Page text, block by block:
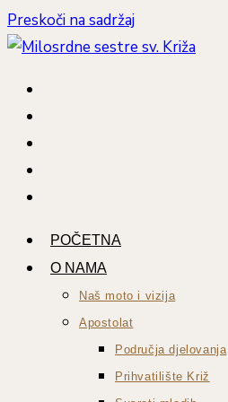
Preskoči na sadržaj
POČETNA
O NAMA
Naš moto i vizija
Apostolat
Područja djelovanja
Prihvatilište Križ